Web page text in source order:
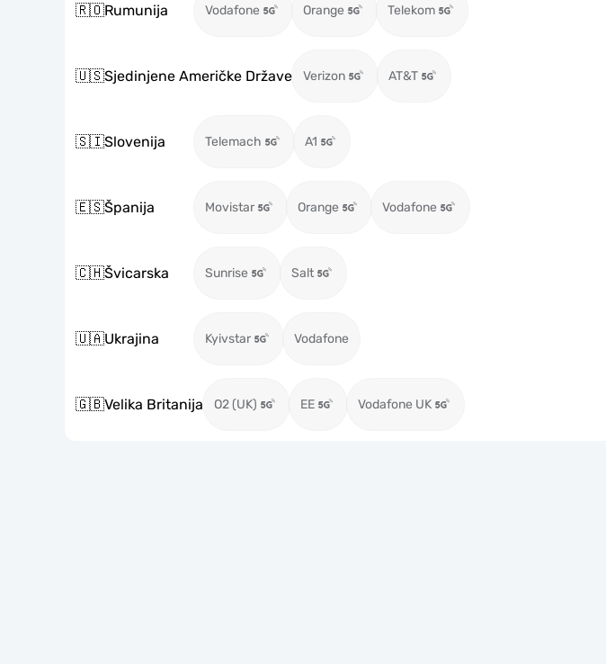
🇷🇴Rumunija Vodafone Orange Telekom
🇺🇸Sjedinjene Američke Države Verizon AT&T
🇸🇮Slovenija Telemach A1
🇪🇸Španija Movistar Orange Vodafone
🇨🇭Švicarska Sunrise Salt
🇺🇦Ukrajina Kyivstar Vodafone
🇬🇧Velika Britanija O2 (UK) EE Vodafone UK